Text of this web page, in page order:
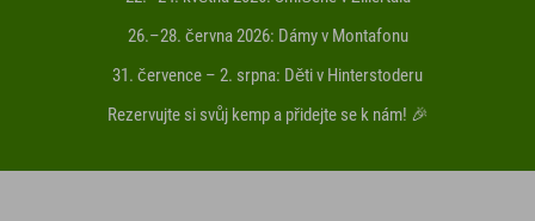
26.–28. června 2026: Dámy v Montafonu
31. července – 2. srpna: Děti v Hinterstoderu
Rezervujte si svůj kemp a přidejte se k nám! 🎉